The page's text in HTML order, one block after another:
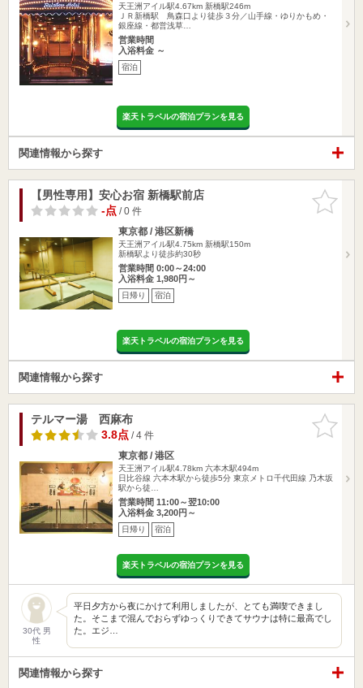
天王洲アイル駅4.67km 新橋駅246m
ＪＲ新橋駅 鳥森口より徒歩３分／山手線・ゆりかもめ・
銀座線・都営浅草…
営業時間
入浴料金 ～
宿泊
楽天トラベルの宿泊プランを見る
関連情報から探す
お気に入
りに追加
【男性専用】安心お宿 新橋駅前店
-点/ 0 件
東京都 / 港区新橋
天王洲アイル駅4.75km 新橋駅150m
新橋駅より徒歩約30秒
営業時間 0:00～24:00
入浴料金 1,980円～
日帰り 宿泊
楽天トラベルの宿泊プランを見る
関連情報から探す
お気に入
りに追加
テルマー湯 西麻布
3.8点/ 4 件
東京都 / 港区
天王洲アイル駅4.78km 六本木駅494m
日比谷線 六本木駅から徒歩5分 東京メトロ千代田線 乃木坂
駅から徒…
営業時間 11:00～翌10:00
入浴料金 3,200円～
日帰り 宿泊
楽天トラベルの宿泊プランを見る
30代 男
性
平日夕方から夜にかけて利用しましたが、とても満喫できまし
た。そこまで混んでおらずゆっくりできてサウナは特に最高でし
た。エジ…
関連情報から探す